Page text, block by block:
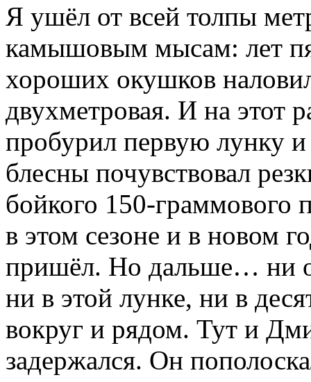
Я ушёл от всей толпы
камышовым мысам: лет
хороших окушков
двухметровая. И на этот
пробурил первую лунку
блесны почувствовал
бойкого 150-граммового
в этом сезоне и в новом
пришёл. Но дальше… ни
ни в этой лунке, ни в
вокруг и рядом. Тут и
задержался. Он